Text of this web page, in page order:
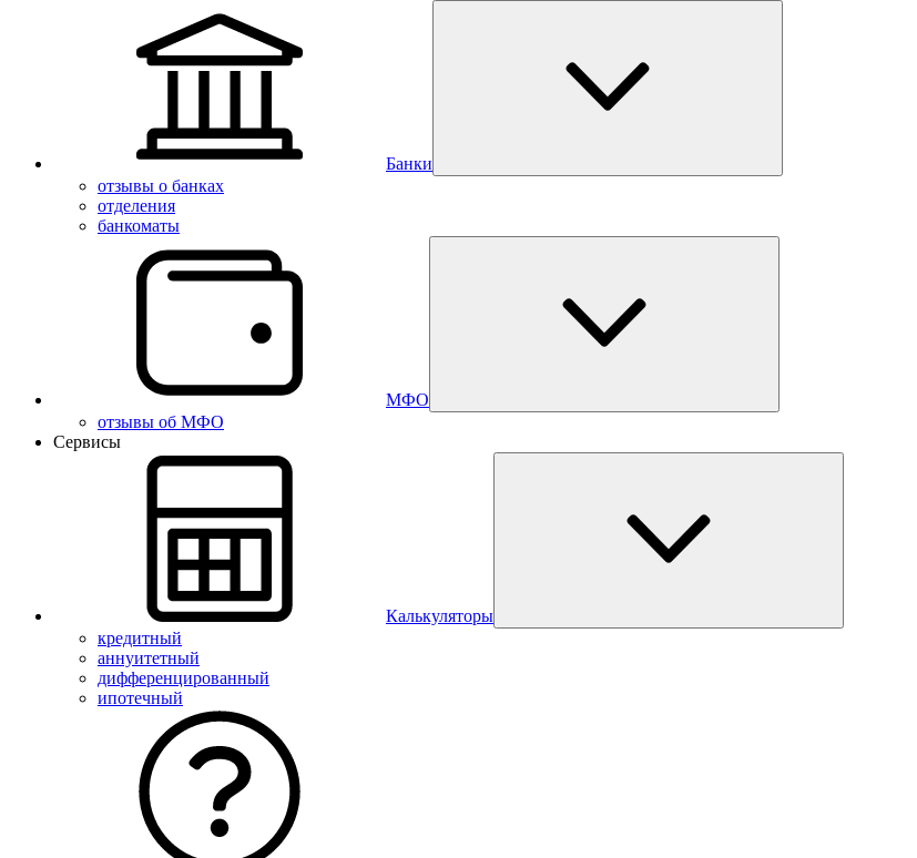
Банки
отзывы о банках
отделения
банкоматы
МФО
отзывы об МФО
Сервисы
Калькуляторы
кредитный
аннуитетный
дифференцированный
ипотечный